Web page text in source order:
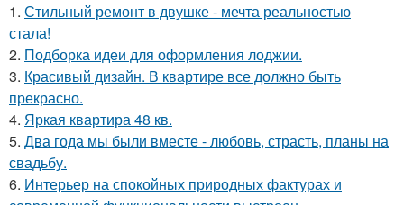
1. Стильный ремонт в двушке - мечта реальностью
стала!
2. Подборка идеи для оформления лоджии.
3. Красивый дизайн. В квартире все должно быть
прекрасно.
4. Яркая квартира 48 кв.
5. Два года мы были вместе - любовь, страсть, планы на
свадьбу.
6. Интерьер на спокойных природных фактурах и